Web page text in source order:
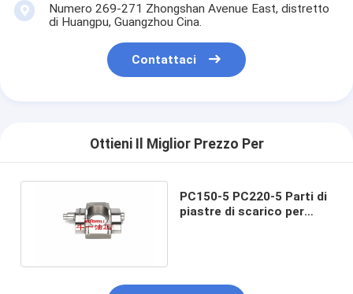
Numero 269-271 Zhongshan Avenue East, distretto
di Huangpu, Guangzhou Cina.
Contattaci
Ottieni Il Miglior Prezzo Per
PC150-5 PC220-5 Parti di
piastre di scarico per